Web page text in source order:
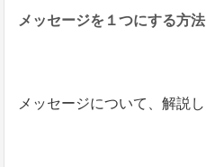
メッセージを１つにする方法
メッセージについて、解説し